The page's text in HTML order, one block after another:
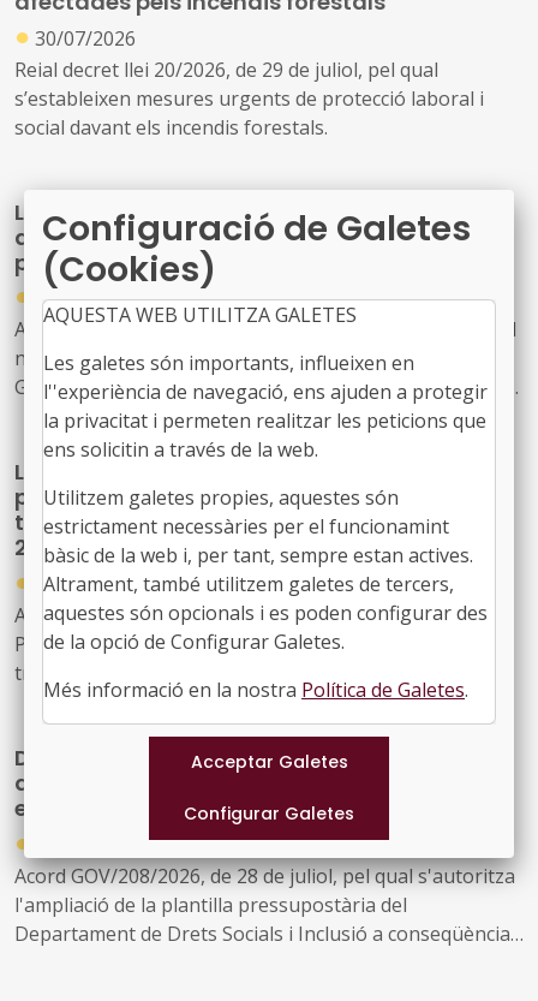
● 30/07/2026
Reial decret llei 20/2026, de 29 de juliol, pel qual
s’estableixen mesures urgents de protecció laboral i
social davant els incendis forestals.
La Generalitat actualitza el model de relació
amb L'Energètica per reforçar els serveis
públics d'energia
●
30/07/2026
Acord GOV/198/2026, de 28 de juliol, pel qual s'aprova el
nou model de relació entre l'Administració de la
Generalitat i el seu sector públic i Energies Renovables
Públiques de Catalunya, SAU (L'Energètica), i
s'encarrega a L'Energètica la provisió general de serveis
en l'àmbit de l'energia
La Generalitat crea un programa temporal
per impulsar la descarbonització i la
transició cap a una indústria neta fins al
2030
●
30/07/2026
Acord GOV/197/2026, de 28 de juliol, pel qual es crea el
Programa temporal per a la descarbonització i la
transició cap a una indústria neta a Catalunya, horitzó
2030
Drets Socials reforçarà la seva estructura
amb 163 noves places per ampliar i millorar
els serveis públics
●
Acord GOV/208/2026, de 28 de juliol, pel qual s'autoritza
l'ampliació de la plantilla pressupostària del
Departament de Drets Socials i Inclusió a conseqüència
Configuració de Galetes
(Cookies)
AQUESTA WEB UTILITZA GALETES
Les galetes són importants, influeixen en
l''experiència de navegació, ens ajuden a protegir
la privacitat i permeten realitzar les peticions que
ens solicitin a través de la web.
Utilitzem galetes propies, aquestes són
estrictament necessàries per el funcionamint
bàsic de la web i, per tant, sempre estan actives.
Altrament, també utilitzem galetes de tercers,
aquestes són opcionals i es poden configurar des
de la opció de Configurar Galetes.
Més informació en la nostra Política de Galetes.